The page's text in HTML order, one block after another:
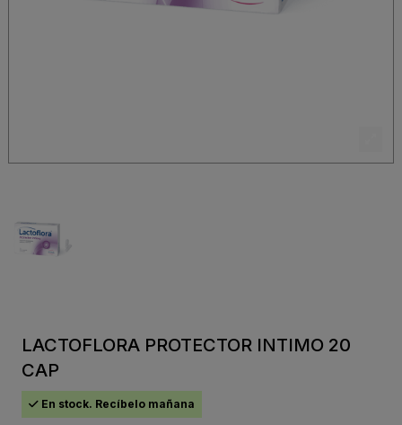
LACTOFLORA PROTECTOR INTIMO 20
CAP
En stock. Recíbelo mañana